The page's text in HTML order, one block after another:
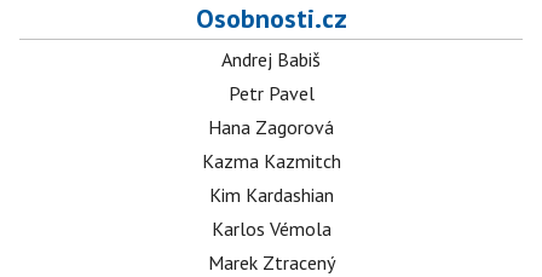
Osobnosti.cz
Andrej Babiš
Petr Pavel
Hana Zagorová
Kazma Kazmitch
Kim Kardashian
Karlos Vémola
Marek Ztracený